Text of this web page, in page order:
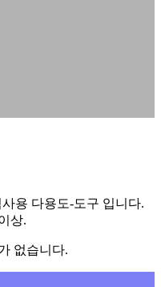
용 다용도-도구 입니다.
상.
없습니다.